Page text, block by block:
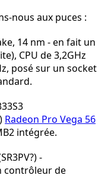
nous aux puces :
14 nm - en fait un
CPU de 3,2GHz
posé sur un socket
Radeon Pro Vega 56
intégrée.
-
contrôleur de